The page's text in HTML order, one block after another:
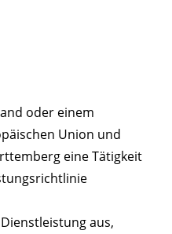
oder einem
Union und
eine Tätigkeit
aus,